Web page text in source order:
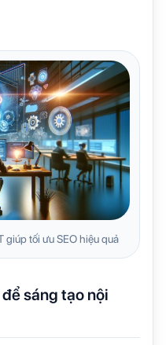
giúp tối ưu SEO hiệu quả
sáng tạo nội